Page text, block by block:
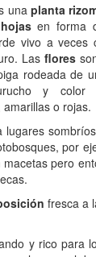
una planta
hojasen forma
vivo a veces
Las flores
rodeada de
y color
amarillas o rojas.
lugares
por
pero
fresca a
y rico para